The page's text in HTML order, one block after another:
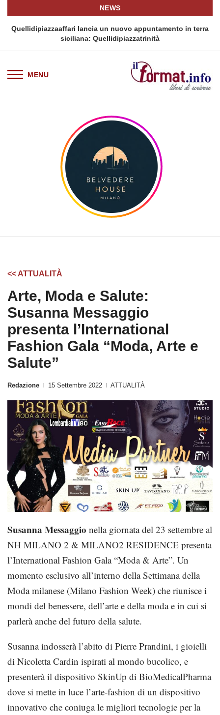
NEWS
Quellidipiazzaaffari lancia un nuovo appuntamento in terra
siciliana: Quellidipiazzatrinità
<< ATTUALITÀ
Arte, Moda e Salute:
Susanna Messaggio
presenta l’International
Fashion Gala “Moda, Arte e
Salute”
Redazione 15 Settembre 2022 ATTUALITÀ
Susanna Messaggio nella giornata del 23 settembre al
NH MILANO 2 & MILANO2 RESIDENCE presenta
l’International Fashion Gala “Moda & Arte”. Un
momento esclusivo all’interno della Settimana della
Moda milanese (Milano Fashion Week) che riunisce i
mondi del benessere, dell’arte e della moda e in cui si
parlerà anche del futuro della salute.
Susanna indosserà l’abito di Pierre Prandini, i gioielli
di Nicoletta Cardin ispirati al mondo bucolico, e
presenterà il dispositivo SkinUp di BioMedicalPharma
dove si mette in luce l’arte-fashion di un dispositivo
innovativo che coniuga le migliori tecnologie per la